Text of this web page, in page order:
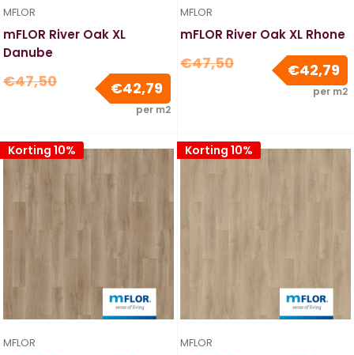
MFLOR
mFLOR River Oak XL
Danube
Normale
€47,50 Verkoopprijs
€42,79
per m2
MFLOR
mFLOR River Oak XL Rhone
Normale
€47,50 €42,79
per m2
Korting 10%
MFLOR
Korting 10%
MFLOR